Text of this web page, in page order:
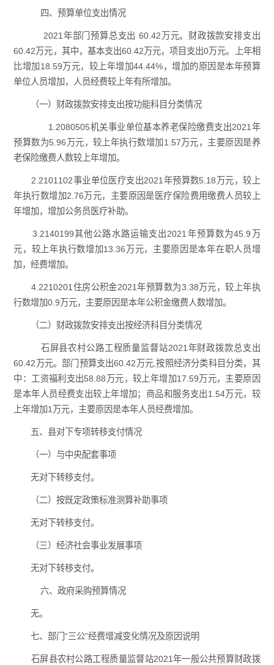
四、预算单位支出情况
2021年部门预算总支出 60.42万元。财政拨款安排支出
60.42万元，其中，基本支出60.42万元，项目支出0万元。上年相
比增加18.59万元，较上年增加44.44%，增加的原因是本年预算
单位人员增加，人员经费较上年有所增加。
（一）财政拨款安排支出按功能科目分类情况
1.2080505机关事业单位基本养老保险缴费支出2021年
预算数为5.96万元，较上年执行数增加1.57万元，主要原因是养
老保险缴费人数较上年增加。
2.2101102事业单位医疗支出2021年预算数5.18万元，较上
年执行数增加2.76万元，主要原因是医疗保险费用缴费人员较上
年增加，增加公务员医疗补助。
3.2140199其他公路水路运输支出2021年预算数为45.9万
元，较上年执行数增加13.36万元，主要原因是本年在职人员增
加，经费增加。
4.2210201住房公积金2021年预算数为3.38万元，较上年执
行数增加0.9万元，主要原因是本年公积金缴费人数增加。
（二）财政拨款安排支出按经济科目分类情况
石屏县农村公路工程质量监督站2021年财政拨款总支出
60.42万元。部门预算支出60.42万元,按照经济分类科目分类，其
中：工资福利支出58.88万元，较上年增加17.59万元，主要原因
是本年人员经费支出较上年增加；商品和服务支出1.54万元，较
上年增加1万元，主要原因是本年人员经费增加。
五、县对下专项转移支付情况
（一）与中央配套事项
无对下转移支付。
（二）按既定政策标准测算补助事项
无对下转移支付。
（三）经济社会事业发展事项
无对下转移支付。
六、政府采购预算情况
无。
七、部门“三公”经费增减变化情况及原因说明
石屏县农村公路工程质量监督站2021年一般公共预算财政拨